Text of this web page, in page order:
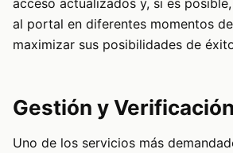
acceso actualizados y, si es
al portal en diferentes momentos
maximizar sus posibilidades de
Gestión y
Uno de los servicios más